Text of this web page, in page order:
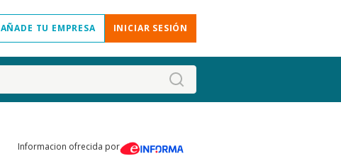
AÑADE TU EMPRESA INICIAR SESIÓN
Informacion ofrecida por